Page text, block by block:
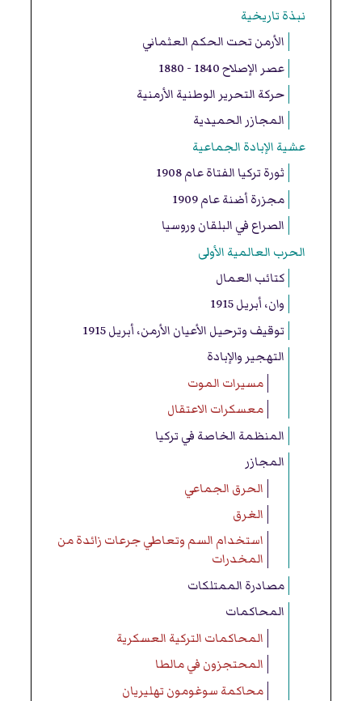
نبذة تاريخية
الأرمن تحت الحكم العثماني
عصر الإصلاح 1840 - 1880
حركة التحرير الوطنية الأرمنية
المجازر الحميدية
عشية الإبادة الجماعية
ثورة تركيا الفتاة عام 1908
مجزرة أضنة عام 1909
الصراع في البلقان وروسيا
الحرب العالمية الأولى
كتائب العمال
وان، أبريل 1915
توقيف وترحيل الأعيان الأرمن، أبريل 1915
التهجير والإبادة
مسيرات الموت
معسكرات الاعتقال
المنظمة الخاصة في تركيا
المجازر
الحرق الجماعي
الغرق
استخدام السم وتعاطي جرعات زائدة من
المخدرات
مصادرة الممتلكات
المحاكمات
المحاكمات التركية العسكرية
المحتجزون في مالطا
محاكمة سوغومون تهليريان